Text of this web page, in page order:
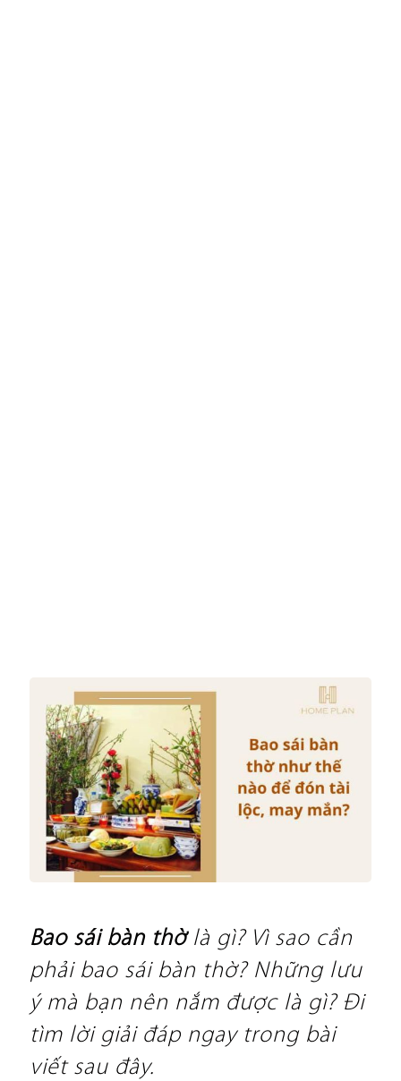
Bao sái bàn thờ là gì? Vì sao cần
phải bao sái bàn thờ? Những lưu
ý mà bạn nên nắm được là gì? Đi
tìm lời giải đáp ngay trong bài
viết sau đây.